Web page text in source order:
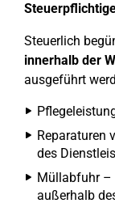
Steuerlich
innerhalb der
ausgeführt
Reparaturen
des
Müllabfuhr –
außerhalb